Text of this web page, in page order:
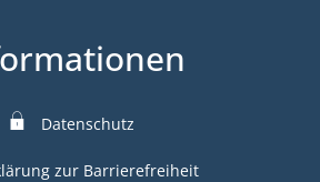
Datenschutz
zur Barrierefreiheit